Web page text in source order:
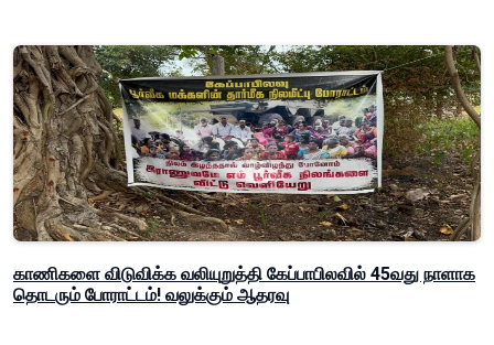
காணிகளை விடுவிக்க வலியுறுத்தி கேப்பாபிலவில் 45வது நாளாக
தொடரும் போராட்டம்! வலுக்கும் ஆதரவு